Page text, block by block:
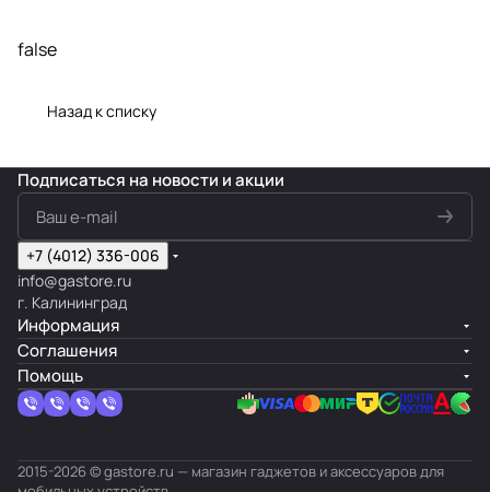
false
Назад к списку
Подписаться на новости и акции
+7 (4012) 336-006
info@gastore.ru
г. Калининград
Информация
Соглашения
Помощь
2015-2026 © gastore.ru — магазин гаджетов и аксессуаров для